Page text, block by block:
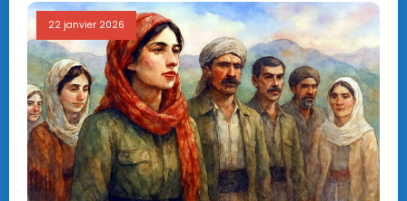
22 janvier 2026